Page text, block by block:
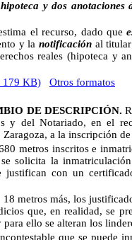
hipoteca y dos anotaciones
el recurso, dado que
y la notificaciónal titular
reales (hipoteca y
179 KB)
Otros formatos
DE DESCRIPCIÓN.
y del Notariado, en el
a la inscripción
metros inscritos e
solicita la
justifican con un
metros más, los
que, en realidad, se
ello se alteran los
que se puede